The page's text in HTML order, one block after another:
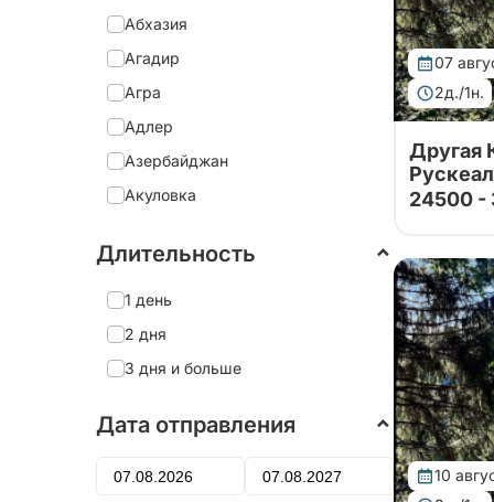
Абхазия
Агадир
Агра
Адлер
Азербайджан
Акуловка
Александро-Невская Лавра
Александров
Александровский дворец
Алеховщина
Алтай
Алушта
Длительность
1 день
2 дня
3 дня и больше
Дата отправления
07
2д./1н.
Валаам, в
за 2 дня
Другая
24500 -
10